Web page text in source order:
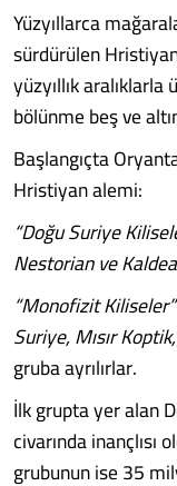
Yüzyıllarca
sürdürülen
yüzyıllık
bölünme beş ve
Başlangıçta
Hristiyan alemi:
“Doğu Suriye
Nestorian ve
“Monofizit
Suriye, Mısır
gruba ayrılırlar.
İlk grupta yer alan
civarında
grubunun ise 35